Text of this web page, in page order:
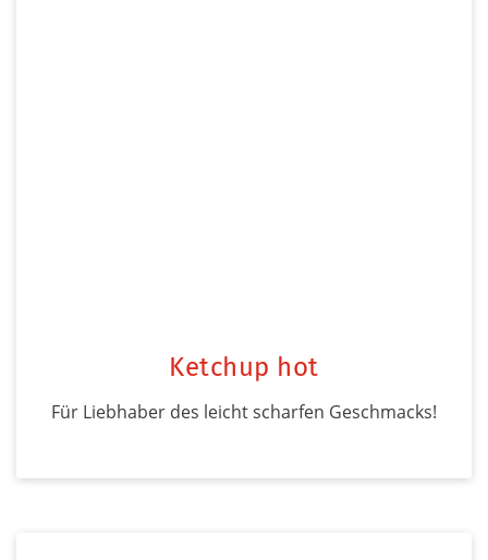
Ketchup hot
Für Liebhaber des leicht scharfen Geschmacks!